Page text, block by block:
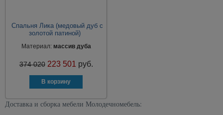
Спальня Лика (медовый дуб с
золотой патиной)
Материал: массив дуба
374 020 223 501 руб.
Доставка и сборка мебели Молодечномебель: